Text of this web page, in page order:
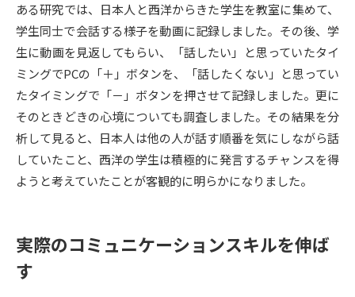
新学年スタート号特集ページ
（高3生用）
新学年スタート号特集ページ
（高2生用）
SELFBRAND特集ページ
オープンキャンパスなどを調べる
オープンキャンパス検索 実施プログラムから探す
ある研究では、日本人と西洋からきた学生を教室に集めて、
学生同士で会話する様子を動画に記録しました。その後、学
生に動画を見返してもらい、「話したい」と思っていたタイ
ミングでPCの「＋」ボタンを、「話したくない」と思ってい
たタイミングで「－」ボタンを押させて記録しました。更に
そのときどきの心境についても調査しました。その結果を分
析して見ると、日本人は他の人が話す順番を気にしながら話
していたこと、西洋の学生は積極的に発言するチャンスを得
ようと考えていたことが客観的に明らかになりました。
実際のコミュニケーションスキルを伸ば
す